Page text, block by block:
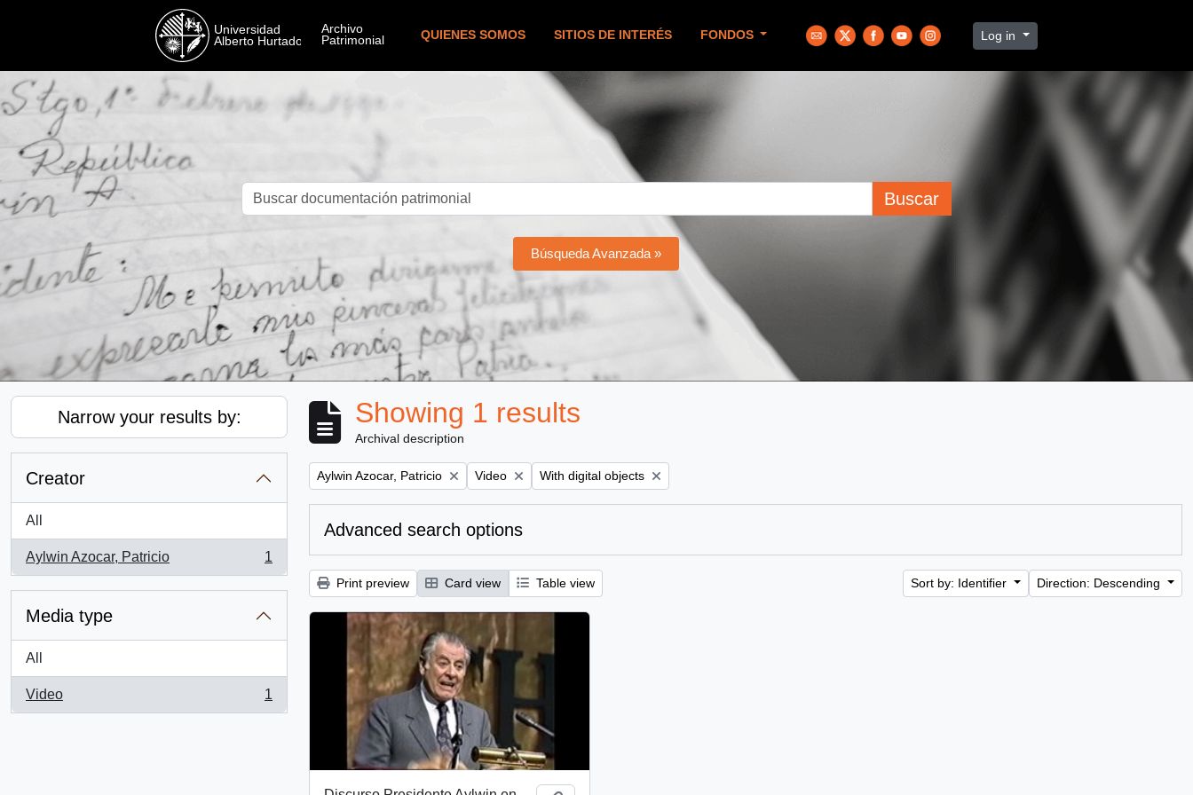
QUIENES SOMOS SITIOS DE INTERÉS FONDOS Log in
Buscar
Búsqueda Avanzada »
Narrow your results by:
Creator
All
Aylwin Azocar, Patricio
, 1 results
1
Media type
All
Video
, 1 results
1
Showing 1 results
Archival description
Remove filter:
Aylwin Azocar, Patricio Remove filter:
Video Remove filter:
With digital objects
Advanced search options
Print preview Card view Table view Sort by: Identifier Direction: Descending